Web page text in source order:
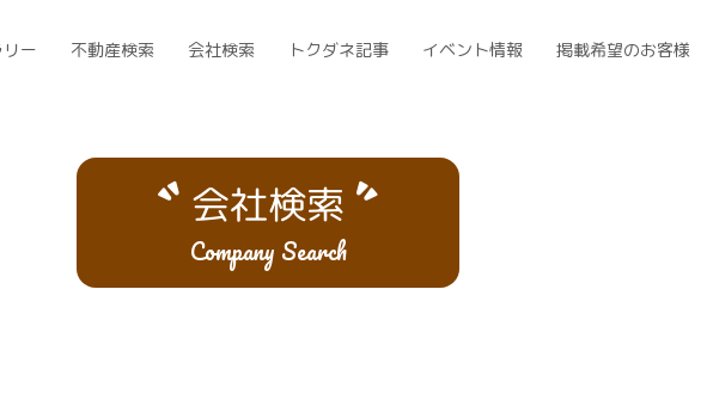
ー 不動産検索 会社検索 トクダネ記事 イベント情報 掲載希望のお客様
会社検索
Company Search